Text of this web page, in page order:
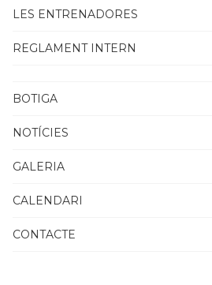
LES ENTRENADORES
REGLAMENT INTERN
BOTIGA
NOTÍCIES
GALERIA
CALENDARI
CONTACTE